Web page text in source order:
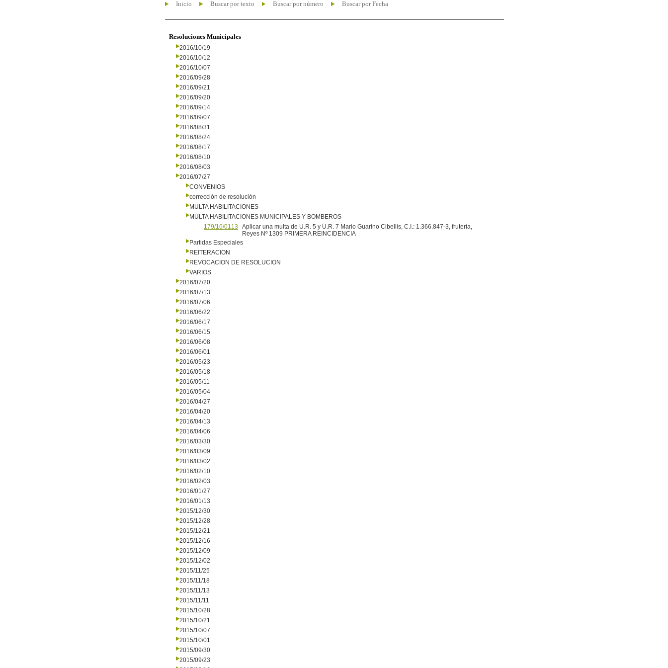
Inicio Buscar por texto Buscar por número Buscar por Fecha
Resoluciones Municipales
2016/10/19
2016/10/12
2016/10/07
2016/09/28
2016/09/21
2016/09/20
2016/09/14
2016/09/07
2016/08/31
2016/08/24
2016/08/17
2016/08/10
2016/08/03
2016/07/27
CONVENIOS
corrección de resolución
MULTA HABILITACIONES
MULTA HABILITACIONES MUNICIPALES Y BOMBEROS
179/16/0113
Aplicar una multa de U.R. 5 y U.R. 7 Mario Guarino Cibellis, C.I.: 1.366.847-3, frutería,
Reyes Nº 1309 PRIMERA REINCIDENCIA
Partidas Especiales
REITERACION
REVOCACION DE RESOLUCION
VARIOS
2016/07/20
2016/07/13
2016/07/06
2016/06/22
2016/06/17
2016/06/15
2016/06/08
2016/06/01
2016/05/23
2016/05/18
2016/05/11
2016/05/04
2016/04/27
2016/04/20
2016/04/13
2016/04/06
2016/03/30
2016/03/09
2016/03/02
2016/02/10
2016/02/03
2016/01/27
2016/01/13
2015/12/30
2015/12/28
2015/12/21
2015/12/16
2015/12/09
2015/12/02
2015/11/25
2015/11/18
2015/11/13
2015/11/11
2015/10/28
2015/10/21
2015/10/07
2015/10/01
2015/09/30
2015/09/23